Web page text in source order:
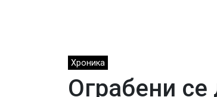
Хроника
Ограбени